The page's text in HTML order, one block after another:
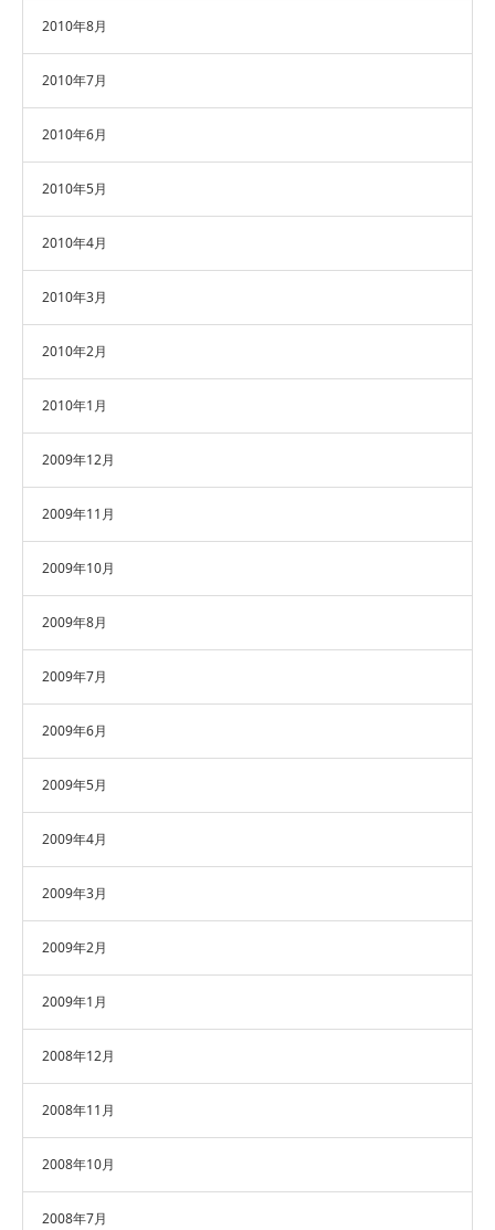
2010年8月
2010年7月
2010年6月
2010年5月
2010年4月
2010年3月
2010年2月
2010年1月
2009年12月
2009年11月
2009年10月
2009年8月
2009年7月
2009年6月
2009年5月
2009年4月
2009年3月
2009年2月
2009年1月
2008年12月
2008年11月
2008年10月
2008年7月